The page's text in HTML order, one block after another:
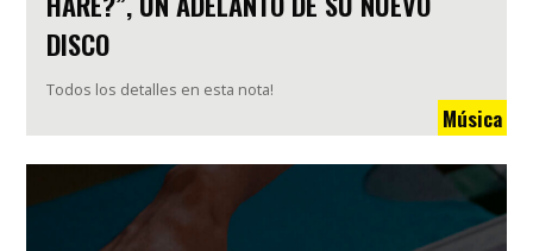
DISCO
Todos los detalles en esta nota!
Música